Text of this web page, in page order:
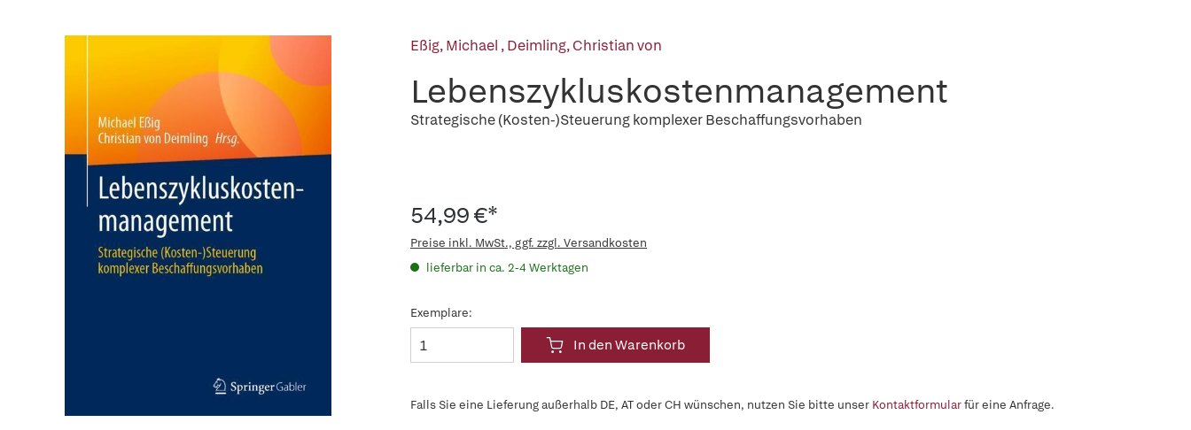
Eßig, Michael ,Deimling, Christian von
Lebenszykluskostenmanagement
Strategische (Kosten-)Steuerung komplexer Beschaffungsvorhaben
54,99 €*
Preise inkl. MwSt., ggf. zzgl. Versandkosten
lieferbar in ca. 2-4 Werktagen
Exemplare:
In den Warenkorb
Falls Sie eine Lieferung außerhalb DE, AT oder CH wünschen, nutzen Sie bitte unser Kontaktformularfür eine Anfrage.